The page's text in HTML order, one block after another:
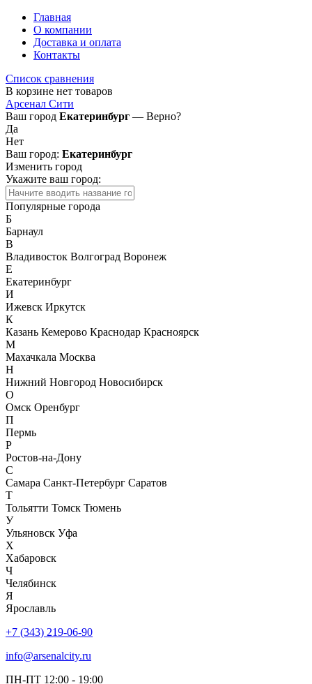
Главная
О компании
Доставка и оплата
Контакты
Список сравнения
В корзине нет товаров
Арсенал Сити
Ваш город Екатеринбург — Верно?
Да
Нет
Ваш город: Екатеринбург
Изменить город
Укажите ваш город:
Популярные города
Б
Барнаул
В
Владивосток Волгоград Воронеж
Е
Екатеринбург
И
Ижевск Иркутск
К
Казань Кемерово Краснодар Красноярск
М
Махачкала Москва
Н
Нижний Новгород Новосибирск
О
Омск Оренбург
П
Пермь
Р
Ростов-на-Дону
С
Самара Санкт-Петербург Саратов
Т
Тольятти Томск Тюмень
У
Ульяновск Уфа
Х
Хабаровск
Ч
Челябинск
Я
Ярославль
+7 (343) 219-06-90
info@arsenalcity.ru
ПН-ПТ 12:00 - 19:00